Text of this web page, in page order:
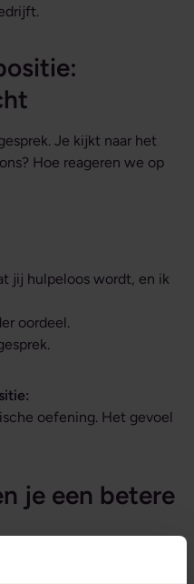
Je kijkt naar het
Hoe reageren we op
jij hulpeloos wordt, en ik
oordeel.
oefening. Het gevoel
je een betere
met hun oren, maar